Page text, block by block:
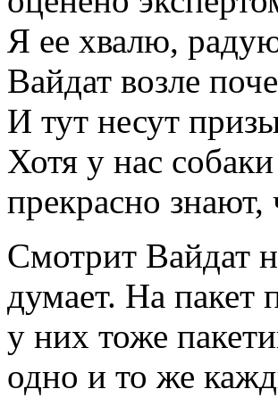
Я ее хвалю,
Вайдат возле
И тут несут
Хотя у нас
прекрасно
Смотрит Вайдат
думает. На пакет
у них тоже
одно и то же